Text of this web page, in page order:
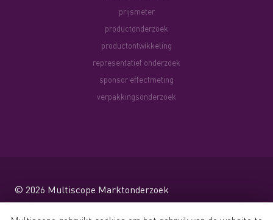
prijsmeter
productonderzoek
productontwikkeling
representatief onderzoek
sponsor effectmeting
verpakkingsonderzoek
© 2026 Multiscope Marktonderzoek
Website by Shareforce